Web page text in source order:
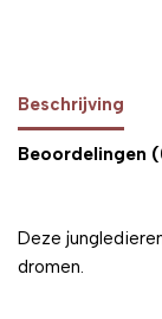
Beschrijving
Beoordelingen
Deze
dromen.